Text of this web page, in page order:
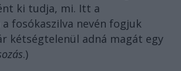
ki tudja, mi. Itt a
fosókaszilva nevén fogjuk
kétségtelenül adná magát egy
.)